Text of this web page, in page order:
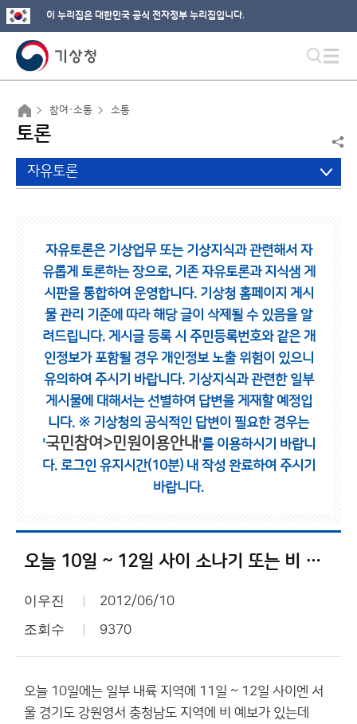
이 누리집은 대한민국 공식 전자정부 누리집입니다.
참여·소통 소통
토론
자유토론
자유토론은 기상업무 또는 기상지식과 관련해서 자
유롭게 토론하는 장으로, 기존 자유토론과 지식샘 게
시판을 통합하여 운영합니다. 기상청 홈페이지 게시
물 관리 기준에 따라 해당 글이 삭제될 수 있음을 알
려드립니다. 게시글 등록 시 주민등록번호와 같은 개
인정보가 포함될 경우 개인정보 노출 위험이 있으니
유의하여 주시기 바랍니다. 기상지식과 관련한 일부
게시물에 대해서는 선별하여 답변을 게재할 예정입
니다. ※ 기상청의 공식적인 답변이 필요한 경우는
'국민참여>민원이용안내 '를 이용하시기 바랍니
다. 로그인 유지시간(10분) 내 작성 완료하여 주시기
바랍니다.
오늘 10일 ~ 12일 사이 소나기 또는 비 기대해봅니다...
이우진 2012/06/10
조회수 9370
오늘 10일에는 일부 내륙 지역에 11일 ~ 12일 사이엔 서
울 경기도 강원영서 충청남도 지역에 비 예보가 있는데